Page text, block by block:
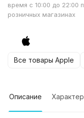
время с 10:00 до 22:00
розничных магазинах
Все товары Apple
Описание